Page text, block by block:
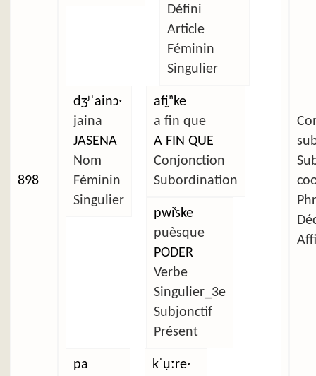
898
Défini
Article
Féminin
Singulier
dʒʲˈainɔˑ
jaina
JASENA
Nom
Féminin
Singulier
afḭⁿke
a fin que
A FIN QUE
Conjonction
Subordination
pwi̜ske
puèsque
PODER
Verbe
Singulier_3e
Subjonctif
Présent
pa
kˈụːreˑ